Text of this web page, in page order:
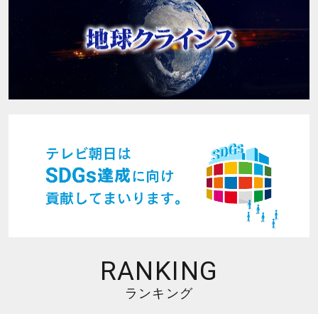
RANKING
ランキング